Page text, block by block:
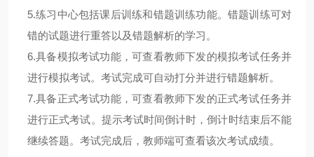
5.练习中心包括课后训练和错题训练功能。错题训练可对
错的试题进行重答以及错题解析的学习。
6.具备模拟考试功能，可查看教师下发的模拟考试任务并
进行模拟考试。考试完成可自动打分并进行错题解析。
7.具备正式考试功能，可查看教师下发的正式考试任务并
进行正式考试。提示考试时间倒计时，倒计时结束后不能
继续答题。考试完成后，教师端可查看该次考试成绩。